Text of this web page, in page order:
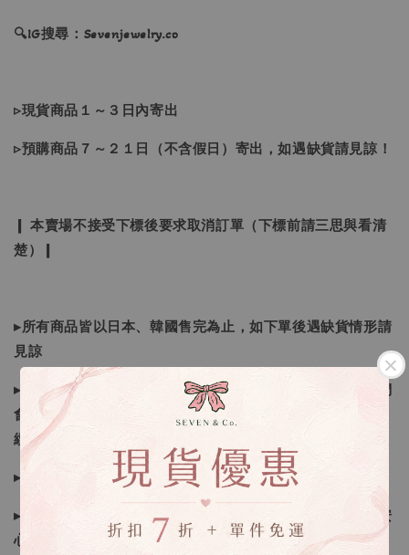
🔍IG搜尋：Sevenjewelry.co
▹現貨商品１～３日內寄出
▹預購商品７～２１日（不含假日）寄出，如遇缺貨請見諒！
❙ 本賣場不接受下標後要求取消訂單（下標前請三思與看清
楚）❙
▸所有商品皆以日本、韓國售完為止，如下單後遇缺貨情形請
見諒
▸因日本商品貨況和價格是浮動的，若遇到缺貨或者調價我們
會視情況等待下單，若您想要知道即時貨況還請主動聯繫後
續喔
▸如遇缺斷貨情形會再另行告知，請注意訊息及信箱收件
▸商品皆由日本、韓國門市、官網購入，皆為正品，您可以安
心購買唷！